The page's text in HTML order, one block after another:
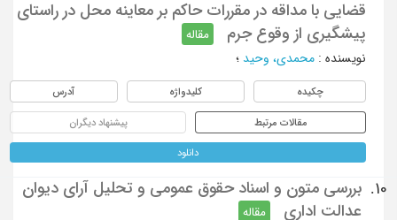
قضایی با مداقه در مقررات حاکم بر معاینه محل در راستای
پیشگیری از وقوع جرم
مقاله
نویسنده: محمدی، وحید؛
چکیده کلیدواژه آدرس
مقالات مرتبط پیشنهاد دیگران
دانلود
10.
بررسی متون و اسناد حقوق عمومی و تحلیل آرای دیوان
عدالت اداری
مقاله